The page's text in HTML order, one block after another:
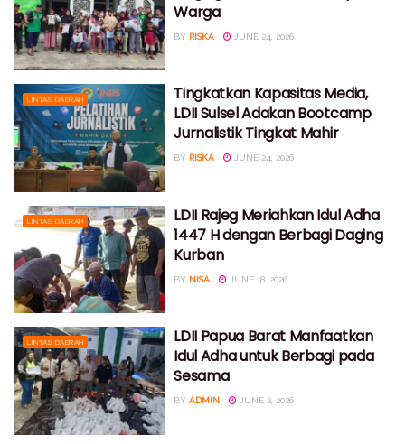
Warga
BY RISKA JUNE 24, 2026
LINTAS DAERAH
Tingkatkan Kapasitas Media,
LDII Sulsel Adakan Bootcamp
Jurnalistik Tingkat Mahir
BY RISKA JUNE 24, 2026
LINTAS DAERAH
LDII Rajeg Meriahkan Idul Adha
1447 H dengan Berbagi Daging
Kurban
BY NISA JUNE 18, 2026
LINTAS DAERAH
LDII Papua Barat Manfaatkan
Idul Adha untuk Berbagi pada
Sesama
BY ADMIN JUNE 2, 2026